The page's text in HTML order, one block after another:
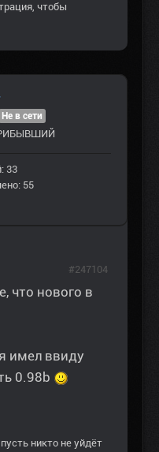
, чтобы
Не в сети
33
55
что нового в
имел ввиду
0.98b
никто не уйдёт
#247104